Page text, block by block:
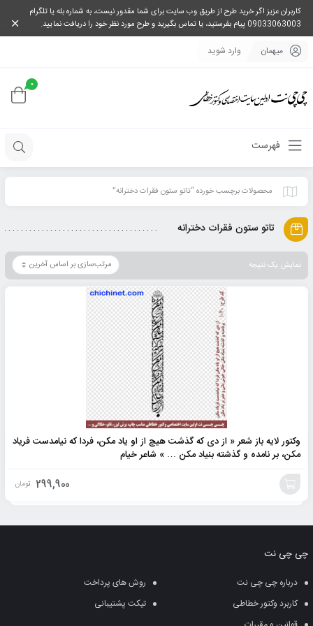
کاربران عزیز اگر خرید طرح از طریق وب سایت برای شما مقدور نیست، به شماره بله یا تلگرام
09033063003 پیام بفرستید، یا تماس بگیرید و طرح مورد نظر خود را دریافت نمایید.
میهمان وارد شوید
0
فهرست
محصولات برچسب خورده “تاتو ستون فقرات دخترانه”
تاتو ستون فقرات دخترانه
نمایش یک نتیجه
وکتور لایه باز شعر « از دی که گذشت هیچ از او یاد مکن، فردا که نیامدست فریاد
مکن، بر نامده و گذشته بنیاد مکن … » شاعر خیام
299,900 تومان
سبد
چی چی نت
درباره چی چی نت
روش های پرداخت
کاربرد وکتور خطاطی
تیکت پشتیبانی